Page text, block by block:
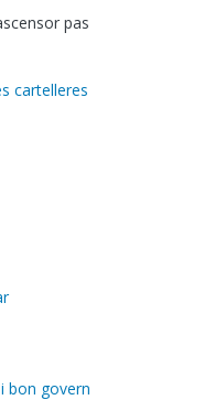
pas
cartelleres
bon govern